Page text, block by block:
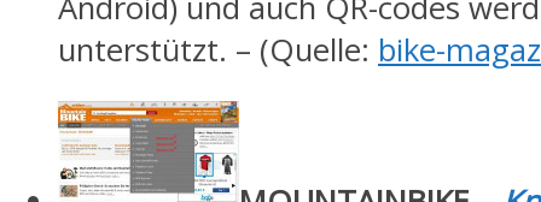
unterstützt. – (Quelle: bike-